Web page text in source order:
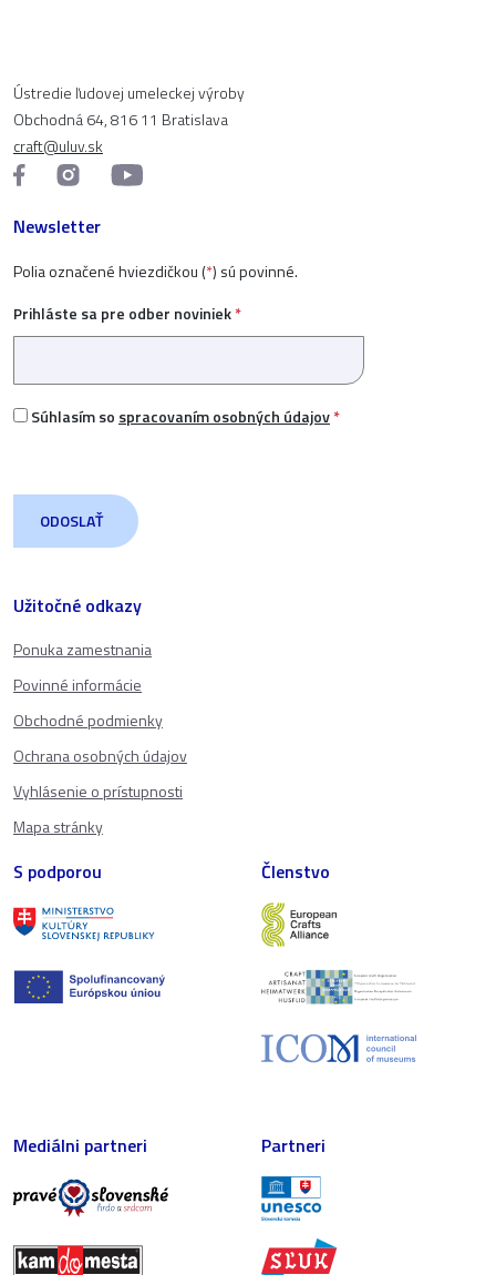
Užitočné odkazy
Ponuka zamestnania
Povinné informácie
Obchodné podmienky
Ochrana osobných údajov
Vyhlásenie o prístupnosti
Mapa stránky
Ústredie ľudovej umeleckej výroby
Obchodná 64, 816 11 Bratislava
craft@uluv.sk
Newsletter
Polia označené hviezdičkou (*) sú povinné.
Prihláste sa pre odber noviniek*
Súhlasím so spracovaním osobných údajov*
S podporou Členstvo
Mediálni partneri Partneri